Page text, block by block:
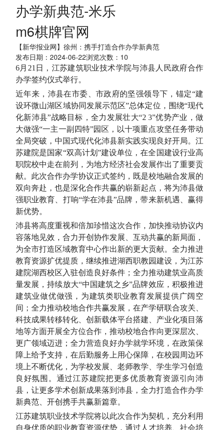
办学新典范-米乐
m6棋牌官网
【新华报业网】徐州：携手打造合作办学新典范
发布日期：2024-06-22浏览次数： 10
6月21日，江苏建筑职业技术学院与沛县人民政府合作
办学签约仪式举行。
近年来，沛县在市委、市政府的坚强领导下，锚定“建
设环微山湖区域协同发展示范区”总体定位，围绕“现代
化新沛县”战略目标，全力发展壮大“2 3”优势产业，做
大做强“一主一副四特”园区，以十项重点攻坚任务带动
全局突破，中国式现代化沛县新实践实现良好开局。江
苏建院是国家“双高计划”建设单位，在全国建设行业高
职院校中走在前列，为地方经济社会发展作出了重要贡
献。此次合作办学协议正式签约，既是校地融合发展的
双向奔赴，也是深化合作共赢的崭新起点，将为沛县做
强职业教育、打响“学在沛县”品牌，带来新机遇、赢得
新优势。
沛县将高度重视和倍加珍惜这次合作，加快推动协议内
容落地见效，合力开创协作发展、互动共赢的新局面，
为全市打造区域教育中心作出新的更大贡献。全力推进
教育资源扩优提质，继续推进湖西职教园建设，为江苏
建院湖西校区入驻创造良好条件；全力推动建筑业高质
量发展，持续放大“中国建筑之乡”品牌效应，积极推进
建筑业做优做强，为建筑类职业教育发展提供广阔空
间；全力推动校地合作共赢发展，在产学研联合攻关、
科技成果转移转化、创新载体平台搭建、产业化项目落
地等方面开展全方位合作，推动校地合作向更深层次、
更广领域迈进；全力营造良好办学就学环境，在政策保
障上给予支持，在后勤服务上用心保障，在校园周边环
境上不断优化，为学校发展、老师教学、学生学习创造
良好氛围。通过江苏建院把更多优质教育资源引向沛
县，让更多学术创新成果落到沛县，全力打造合作办学
新典范、开创携手共赢新篇章。
江苏建筑职业技术学院将以此次合作为契机，充分利用
自身优质的职业教育资源优势，通过人才培养、社会培